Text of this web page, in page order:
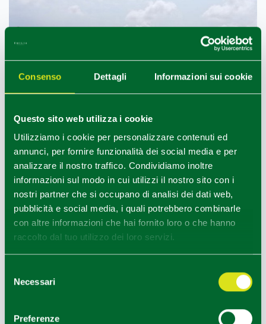
Consenso Dettagli Informazioni sui cookie
Questo sito web utilizza i cookie
Utilizziamo i cookie per personalizzare contenuti ed
annunci, per fornire funzionalità dei social media e per
analizzare il nostro traffico. Condividiamo inoltre
informazioni sul modo in cui utilizzi il nostro sito con i
nostri partner che si occupano di analisi dei dati web,
pubblicità e social media, i quali potrebbero combinarle
con altre informazioni che hai fornito loro o che hanno
raccolto dal tuo utilizzo dei loro servizi.
delNecessari
Preferenze
Canossa (RE), Emilialand, gruppo ragazzi in visita, credits
Emilialand
1/1